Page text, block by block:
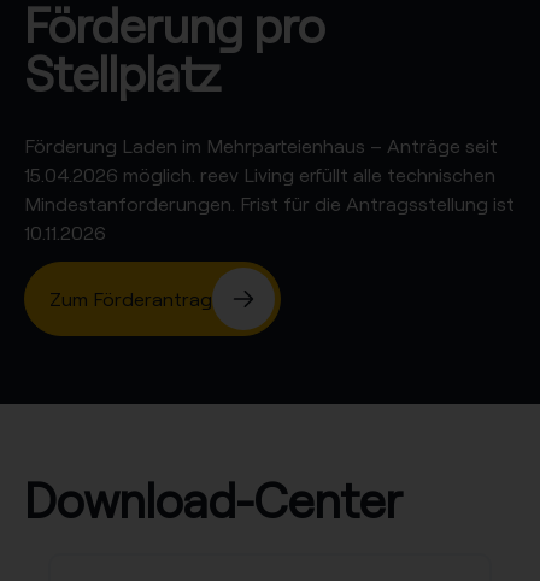
Förderung pro
Stellplatz
Förderung Laden im Mehrparteienhaus – Anträge seit
15.04.2026 möglich. reev Living erfüllt alle technischen
Mindestanforderungen. Frist für die Antragsstellung ist
10.11.2026
Zum Förderantrag
Download-Center